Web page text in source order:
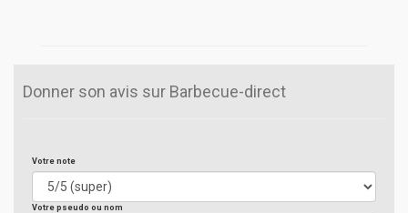
Donner son avis sur Barbecue-direct
Votre note
Votre pseudo ou nom